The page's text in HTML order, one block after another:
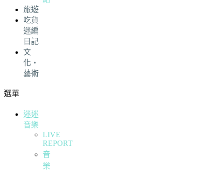
旅遊
吃貨
迷編
日記
文
化・
藝術
選單
迷迷
音樂
LIVE
REPORT
音
樂